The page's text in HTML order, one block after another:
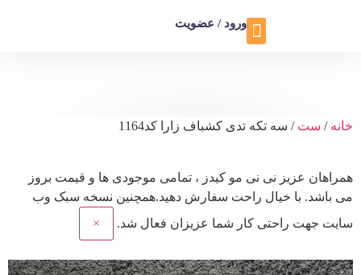
ورود / عضویت
خانه / ست / سه تکه تدی کشباف زارا کد1164
همراهان عزیز نی نی مو کیدز ، تمامی موجودی ها و قیمت بروز
می باشد. با خیال راحت سفارش دهید.همچنین نسخه سبک وب
سایت جهت راحتی کار شما عزیزان فعال شد.
×